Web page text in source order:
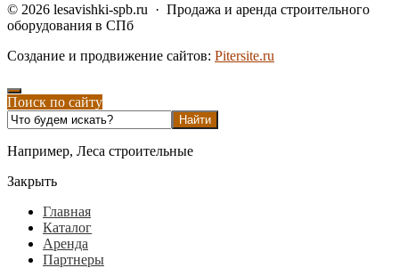
© 2026 lesavishki-spb.ru · Продажа и аренда строительного
оборудования в СПб
Создание и продвижение сайтов: Pitersite.ru
Поиск по сайту
Например, Леса строительные
Закрыть
Главная
Каталог
Аренда
Партнеры